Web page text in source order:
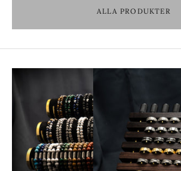
ALLA PRODUKTER